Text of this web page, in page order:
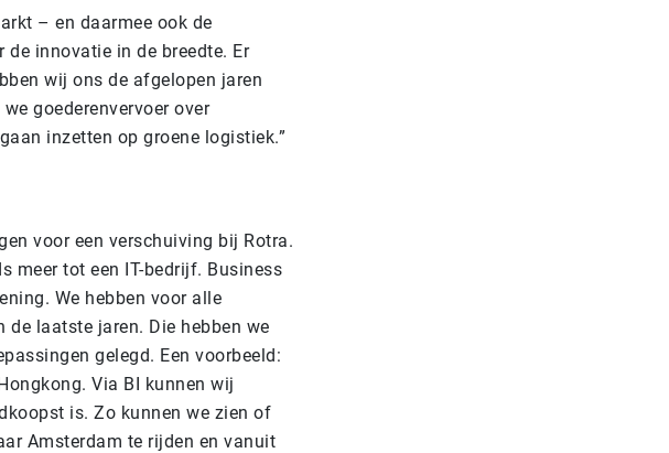
– en daarmee ook de
de innovatie in de breedte. Er
wij ons de afgelopen jaren
goederenvervoer over
inzetten op groene logistiek.”
voor een verschuiving bij Rotra.
meer tot een IT-bedrijf. Business
We hebben voor alle
de laatste jaren. Die hebben we
gelegd. Een voorbeeld:
Via BI kunnen wij
is. Zo kunnen we zien of
Amsterdam te rijden en vanuit